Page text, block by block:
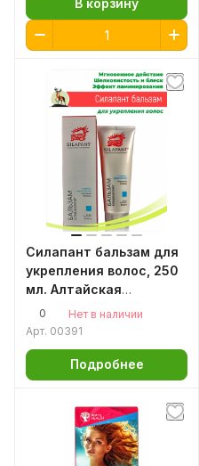
В корзину
Силапант бальзам для
укрепления волос, 250
мл. Алтайская
пантовая косметика
0
Нет в наличии
Арт. 00391
Подробнее